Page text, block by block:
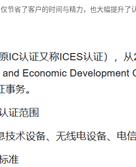
节省了客户的时间与精力，也大幅提升了